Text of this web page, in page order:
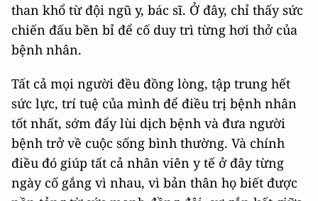
than khổ từ đội ngũ y, bác sĩ. Ở đây, chỉ thấy sức
chiến đấu bền bỉ để cố duy trì từng hơi thở của
bệnh nhân.
Tất cả mọi người đều đồng lòng, tập trung hết
sức lực, trí tuệ của mình để điều trị bệnh nhân
tốt nhất, sớm đẩy lùi dịch bệnh và đưa người
bệnh trở về cuộc sống bình thường. Và chính
điều đó giúp tất cả nhân viên y tế ở đây từng
ngày cố gắng vì nhau, vì bản thân họ biết được